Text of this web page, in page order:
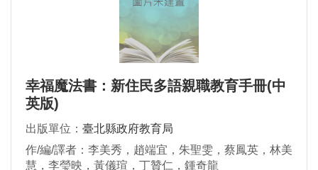
幸福魔法書：新住民多語親職教育手冊(中
英版)
出版單位： 臺北縣政府教育局
作/編/譯者：李美秀，趙端宜，朱聖雯，蔡鳳英，林美
慧，李瑩映，黃儀瑄，丁贊仁，鍾奇龍